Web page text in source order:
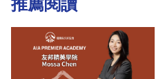
推薦閱讀